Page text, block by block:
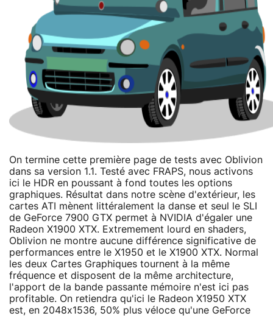
On termine cette première page de tests avec Oblivion
dans sa version 1.1. Testé avec FRAPS, nous activons
ici le HDR en poussant à fond toutes les options
graphiques. Résultat dans notre scène d'extérieur, les
cartes ATI mènent littéralement la danse et seul le SLI
de GeForce 7900 GTX permet à NVIDIA d'égaler une
Radeon X1900 XTX. Extremement lourd en shaders,
Oblivion ne montre aucune différence significative de
performances entre le X1950 et le X1900 XTX. Normal
les deux Cartes Graphiques tournent à la même
fréquence et disposent de la même architecture,
l'apport de la bande passante mémoire n'est ici pas
profitable. On retiendra qu'ici le Radeon X1950 XTX
est, en 2048x1536, 50% plus véloce qu'une GeForce